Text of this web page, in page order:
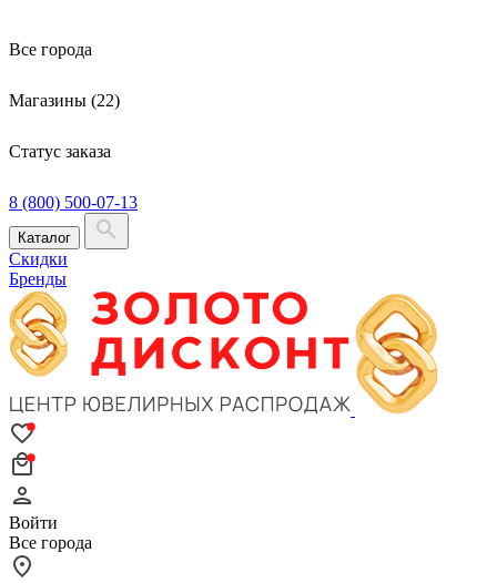
Все города
Магазины (22)
Статус заказа
8 (800) 500-07-13
Каталог
Скидки
Бренды
Войти
Все города